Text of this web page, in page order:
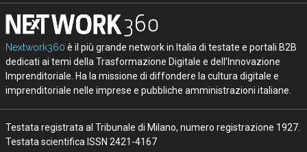
Nextwork360 è il più grande network in Italia di testate e portali B2B
dedicati ai temi della Trasformazione Digitale e dell’Innovazione
Imprenditoriale. Ha la missione di diffondere la cultura digitale e
imprenditoriale nelle imprese e pubbliche amministrazioni italiane.
Testata registrata al Tribunale di Milano, numero registrazione 1927.
Testata scientifica ISSN 2421-4167